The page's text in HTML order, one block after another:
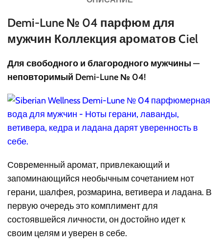
Demi-Lune № 04 парфюм для
мужчин Коллекция ароматов Ciel
Для свободного и благородного мужчины —
неповторимый Demi-Lune № 04!
Современный аромат, привлекающий и
запоминающийся необычным сочетанием нот
герани, шалфея, розмарина, ветивера и ладана. В
первую очередь это комплимент для
состоявшейся личности, он достойно идет к
своим целям и уверен в себе.